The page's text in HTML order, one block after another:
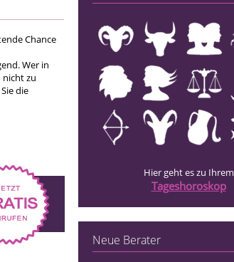
Hier geht es zu Ihrem
Tageshoroskop
Neue Berater
Chance
Wer in
nicht zu
die